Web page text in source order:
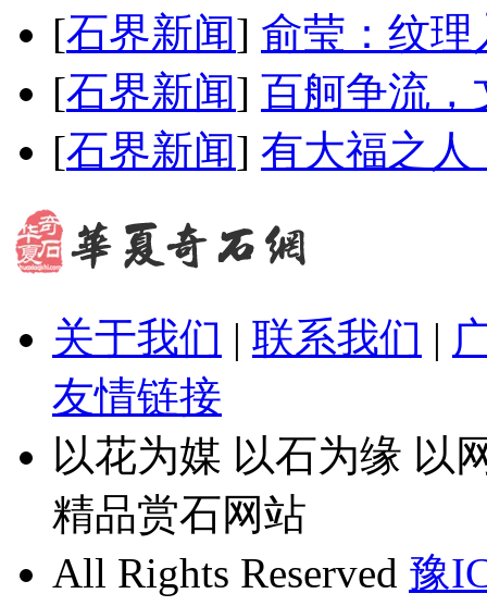
[石界新闻] 俞莹：纹理
[石界新闻] 百舸争流，
[石界新闻] 有大福之人
关于我们 | 联系我们 |
友情链接
以花为媒 以石为缘 以
精品赏石网站
All Rights Reserved 豫